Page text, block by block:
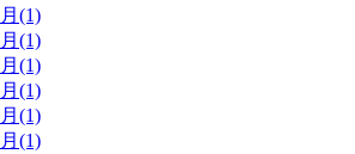
(1)
(1)
(1)
(1)
(1)
(1)